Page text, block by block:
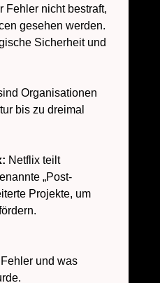
Fehler nicht bestraft,
gesehen werden.
Sicherheit und
Organisationen
bis zu dreimal
Netflix teilt
„Post-
Projekte, um
und was